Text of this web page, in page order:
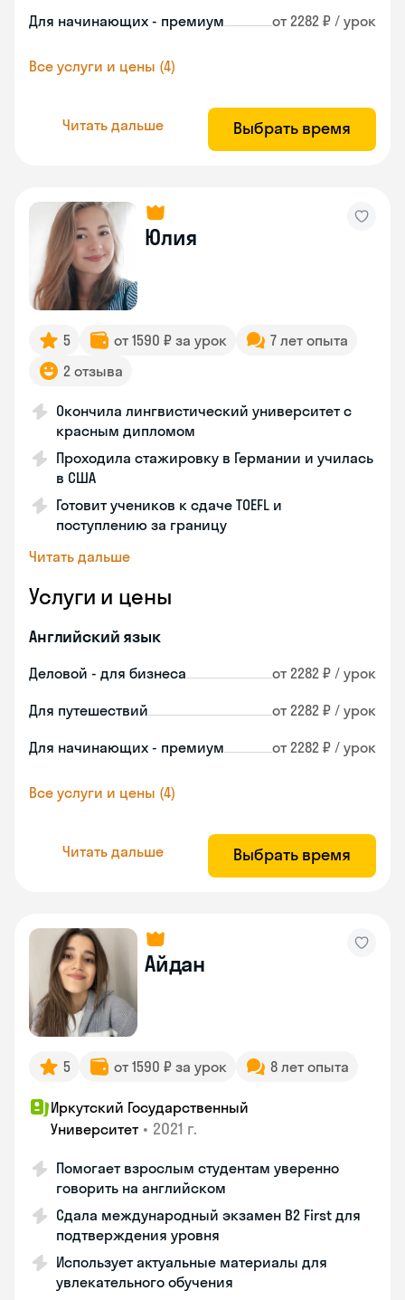
Для начинающих - премиум от 2282 ₽ / урок
Все услуги и цены (4)
Читать дальше Выбрать время
Юлия
5 от 1590 ₽ за урок
7 лет опыта
2 отзыва
Окончила лингвистический университет с
красным дипломом
Проходила стажировку в Германии и училась
в США
Готовит учеников к сдаче TOEFL и
поступлению за границу
Читать дальше
Услуги и цены
Английский язык
Деловой - для бизнеса от 2282 ₽ / урок
Для путешествий от 2282 ₽ / урок
Для начинающих - премиум от 2282 ₽ / урок
Все услуги и цены (4)
Читать дальше Выбрать время
Айдан
5 от 1590 ₽ за урок 8 лет опыта
Иркутский Государственный
Университет • 2021 г.
Помогает взрослым студентам уверенно
говорить на английском
Сдала международный экзамен B2 First для
подтверждения уровня
Использует актуальные материалы для
увлекательного обучения